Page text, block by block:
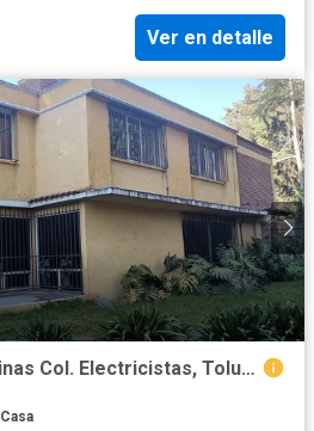
Ver en detalle
Renta Casa para Oficinas Col. Electricistas, Toluca
Casa